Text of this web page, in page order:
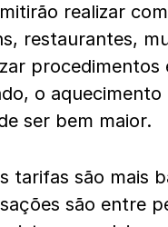
realizar
restaurantes,
procedimentos
o aquecimento
ser bem maior.
tarifas são mais
são entre